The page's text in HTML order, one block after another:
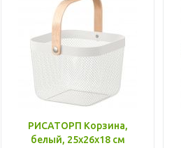
РИСАТОРП Корзина,
белый, 25x26x18 см